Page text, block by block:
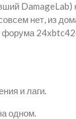
DamageLab)
нет, из
форума
и лаги.
одном.